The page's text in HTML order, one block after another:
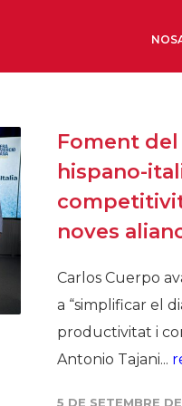
Foment
hispano-
noves
Carlos Cuerpo
a “simplificar el
productivitat i
Antonio Tajani...
5 DE SETEMBRE